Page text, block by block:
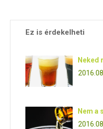
Ez is érdekelheti
Neked
Nem a